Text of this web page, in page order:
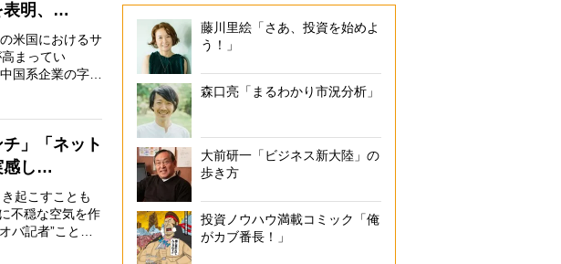
表明、…
米国におけるサ
まってい
国系企業の字節
」「ネット
感し…
起こすことも
不穏な空気を作
バ記者”こと野
藤川里絵「さあ、投資を始めよ
う！」
森口亮「まるわかり市況分析」
大前研一「ビジネス新大陸」の
歩き方
投資ノウハウ満載コミック「俺
がカブ番長！」